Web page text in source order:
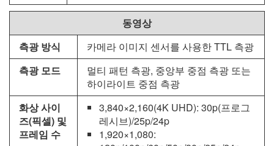
동영상
측광 방식
카메라 이미지 센서를 사용한 TTL 측광
측광 모드
멀티 패턴 측광, 중앙부 중점 측광 또는
하이라이트 중점 측광
화상 사이
즈(픽셀) 및
프레임 수
3,840×2,160(4K UHD): 30p(프로그
레시브)/25p/24p
1,920×1,080: